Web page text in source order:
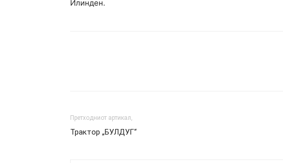
Илинден.
Претходниот артикал,
Трактор „БУЛДУГ“